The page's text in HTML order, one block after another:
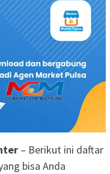
– Berikut ini daftar
bisa Anda